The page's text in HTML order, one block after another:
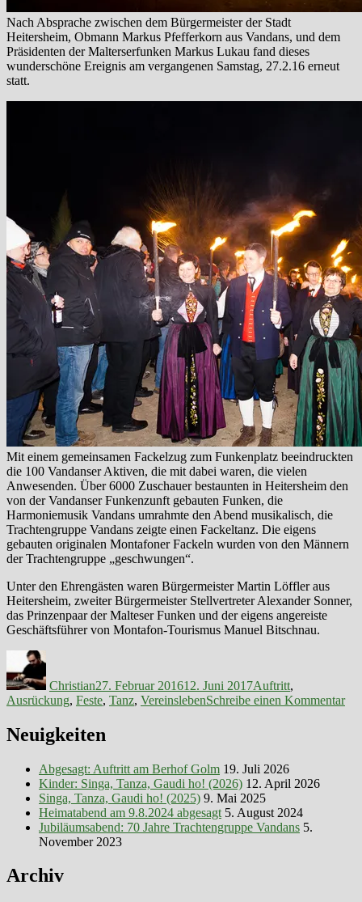
Nach Absprache zwischen dem Bürgermeister der Stadt
Heitersheim, Obmann Markus Pfefferkorn aus Vandans, und dem
Präsidenten der Malterserfunken Markus Lukau fand dieses
wunderschöne Ereignis am vergangenen Samstag, 27.2.16 erneut
statt.
Mit einem gemeinsamen Fackelzug zum Funkenplatz beeindruckten
die 100 Vandanser Aktiven, die mit dabei waren, die vielen
Anwesenden. Über 6000 Zuschauer bestaunten in Heitersheim den
von der Vandanser Funkenzunft gebauten Funken, die
Harmoniemusik Vandans umrahmte den Abend musikalisch, die
Trachtengruppe Vandans zeigte einen Fackeltanz. Die eigens
gebauten originalen Montafoner Fackeln wurden von den Männern
der Trachtengruppe „geschwungen“.
Unter den Ehrengästen waren Bürgermeister Martin Löffler aus
Heitersheim, zweiter Bürgermeister Stellvertreter Alexander Sonner,
das Prinzenpaar der Malteser Funken und der eigens angereiste
Geschäftsführer von Montafon-Tourismus Manuel Bitschnau.
Christian27. Februar 201612. Juni 2017Auftritt,
Ausrückung, Feste, Tanz, VereinslebenSchreibe einen Kommentarzu
Neuigkeiten
Abgesagt: Auftritt am Berhof Golm 19. Juli 2026
Kinder: Singa, Tanza, Gaudi ho! (2026) 12. April 2026
Singa, Tanza, Gaudi ho! (2025) 9. Mai 2025
Heimatabend am 9.8.2024 abgesagt 5. August 2024
Jubiläumsabend: 70 Jahre Trachtengruppe Vandans 5.
November 2023
Archiv